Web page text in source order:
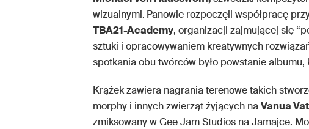
wizualnymi. Panowie rozpoczęli współpracę
TBA21-Academy, organizacji zajmującej się
sztuki i opracowywaniem kreatywnych
spotkania obu twórców było powstanie
Krążek zawiera nagrania terenowe takich
morphy i innych zwierząt żyjących naVanua
zmiksowany w Gee Jam Studios na Jamajce.